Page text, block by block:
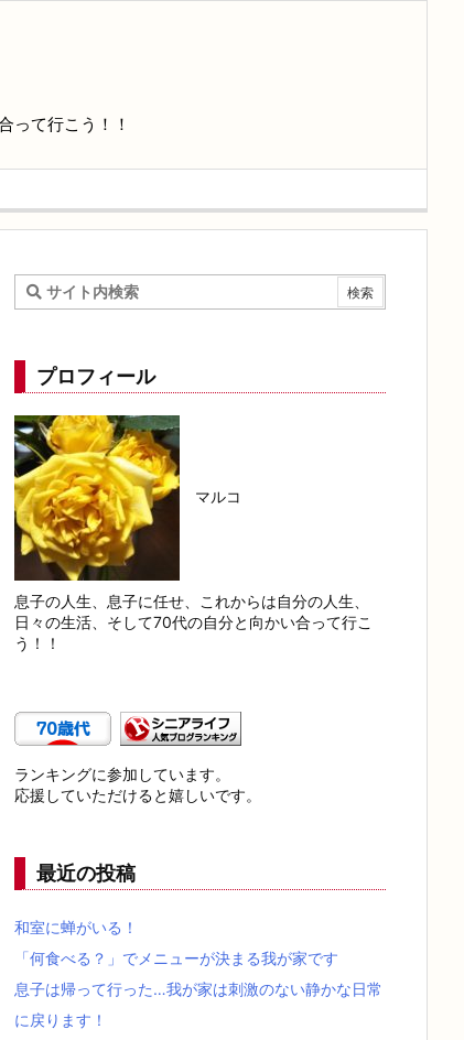
って行こう！！
プロフィール
マルコ
息子の人生、息子に任せ、これからは自分の人生、
日々の生活、そして70代の自分と向かい合って行こ
う！！
ランキングに参加しています。
応援していただけると嬉しいです。
最近の投稿
和室に蝉がいる！
「何食べる？」でメニューが決まる我が家です
息子は帰って行った…我が家は刺激のない静かな日常
に戻ります！